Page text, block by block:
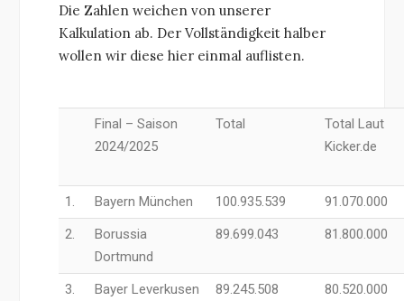
Die Zahlen weichen von unserer
Kalkulation ab. Der Vollständigkeit halber
wollen wir diese hier einmal auflisten.
Final – Saison
2024/2025
Total
Total Laut
Kicker.de
1. Bayern München 100.935.539
91.070.000
2.
Borussia
Dortmund
89.699.043 81.800.000
3. Bayer Leverkusen 89.245.508 80.520.000